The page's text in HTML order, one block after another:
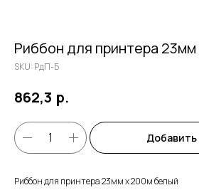
Риббон для принтера
SKU: РдП-Б
862,3 р.
Добавить
Риббон для принтера 23мм х 200м белый